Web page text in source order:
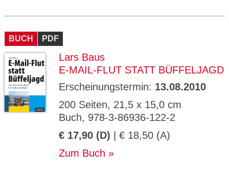
BUCH PDF
Lars Baus
E-MAIL-FLUT STATT BÜFFELJAGD
Erscheinungstermin: 13.08.2010
200 Seiten, 21,5 x 15,0 cm
Buch, 978-3-86936-122-2
€ 17,90 (D) | € 18,50 (A)
Zum Buch